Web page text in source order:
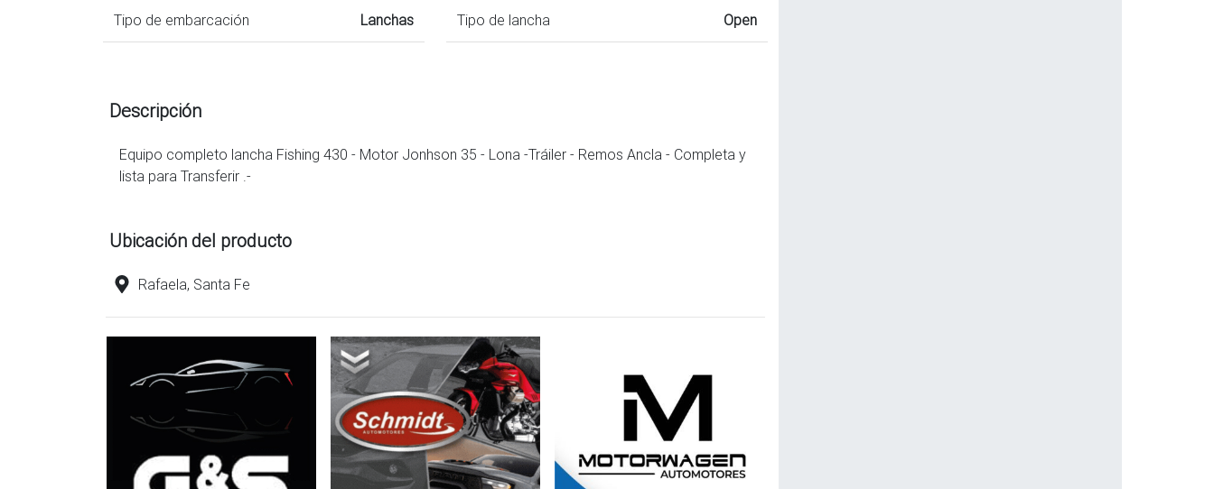
Tipo de embarcación Lanchas Tipo de lancha Open
Descripción
Equipo completo lancha Fishing 430 - Motor Jonhson 35 - Lona -Tráiler - Remos Ancla - Completa y
lista para Transferir .-
Ubicación del producto
Rafaela, Santa Fe